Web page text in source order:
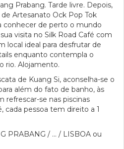
Prabang. Tarde livre. Depois,
Artesanato Ock Pop Tok
conhecer de perto o mundo
visita no Silk Road Café com
local ideal para desfrutar de
enquanto contempla o
rio. Alojamento.
de Kuang Si, aconselha-se o
além do fato de banho, às
refrescar-se nas piscinas
cada pessoa tem direito a 1
/ ... / LISBOA ou